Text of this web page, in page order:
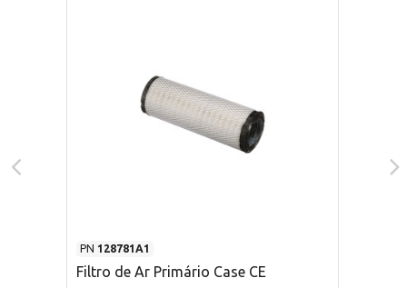
PN 128781A1
Filtro de Ar Primário Case CE